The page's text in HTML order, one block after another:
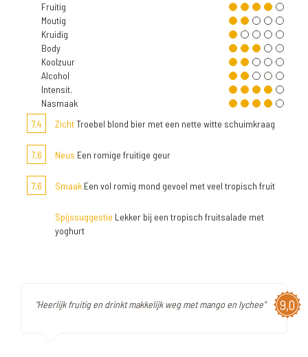
Fruitig
Moutig
Kruidig
Body
Koolzuur
Alcohol
Intensit.
Nasmaak
7,4
ZichtTroebel blond bier met een nette witte schuimkraag
7,6 Neus Een romige fruitige geur
7,6 Smaak Een vol romig mond gevoel met veel tropisch fruit
Spijssuggestie Lekker bij een tropisch fruitsalade met
yoghurt
9,0
"Heerlijk fruitig en drinkt makkelijk weg met mango en lychee"